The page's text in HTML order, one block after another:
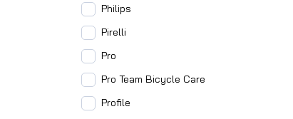
Philips
Pirelli
Pro
Pro Team Bicycle Care
Profile